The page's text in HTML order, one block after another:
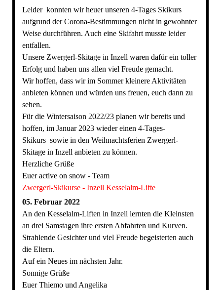
Leider konnten wir heuer unseren 4-Tages Skikurs
aufgrund der Corona-Bestimmungen nicht in gewohnter
Weise durchführen. Auch eine Skifahrt musste leider
entfallen.
Unsere Zwergerl-Skitage in Inzell waren dafür ein toller
Erfolg und haben uns allen viel Freude gemacht.
Wir hoffen, dass wir im Sommer kleinere Aktivitäten
anbieten können und würden uns freuen, euch dann zu
sehen.
Für die Wintersaison 2022/23 planen wir bereits und
hoffen, im Januar 2023 wieder einen 4-Tages-
Skikurs sowie in den Weihnachtsferien Zwergerl-
Skitage in Inzell anbieten zu können.
Herzliche Grüße
Euer active on snow - Team
Zwergerl-Skikurse - Inzell Kesselalm-Lifte
05. Februar 2022
An den Kesselalm-Liften in Inzell lernten die Kleinsten
an drei Samstagen ihre ersten Abfahrten und Kurven.
Strahlende Gesichter und viel Freude begeisterten auch
die Eltern.
Auf ein Neues im nächsten Jahr.
Sonnige Grüße
Euer Thiemo und Angelika